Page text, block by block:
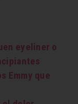
eyeliner o
Emmy que